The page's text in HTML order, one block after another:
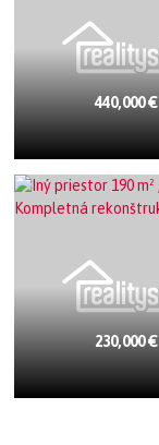
440,000 €
230,000 €